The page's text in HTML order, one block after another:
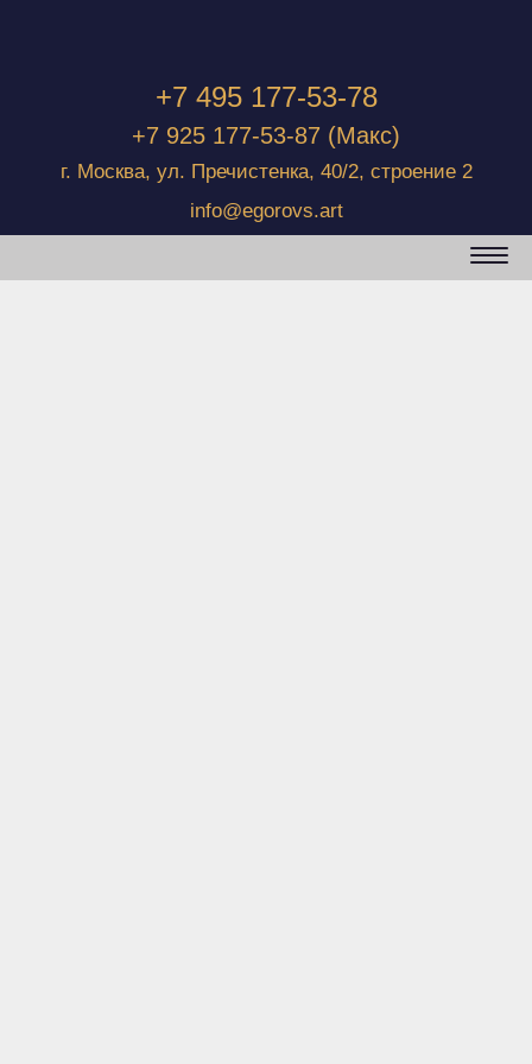
+7 495 177-53-78
+7 925 177-53-87 (Макс)
г. Москва, ул. Пречистенка, 40/2, строение 2
info@egorovs.art